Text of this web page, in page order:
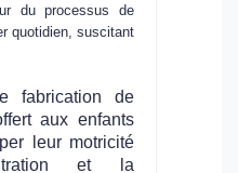
du processus de
quotidien, suscitant
fabrication de
aux enfants
leur motricité
et la